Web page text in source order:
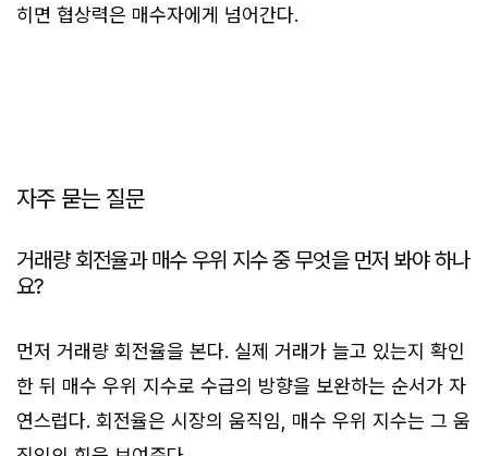
히면 협상력은 매수자에게 넘어간다.
자주 묻는 질문
거래량 회전율과 매수 우위 지수 중 무엇을 먼저 봐야 하나
요?
먼저 거래량 회전율을 본다. 실제 거래가 늘고 있는지 확인
한 뒤 매수 우위 지수로 수급의 방향을 보완하는 순서가 자
연스럽다. 회전율은 시장의 움직임, 매수 우위 지수는 그 움